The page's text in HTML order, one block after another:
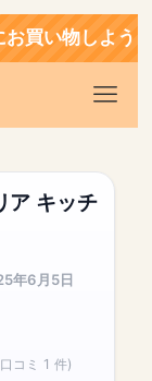
しよう！
ア キッチ
年6月5日
コミ 1 件)